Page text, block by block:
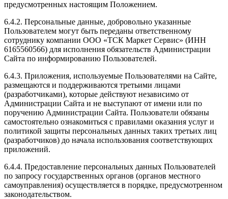
предусмотренных настоящим Положением.
6.4.2. Персональные данные, добровольно указанные
Пользователем могут быть переданы ответственному
сотруднику компании ООО «ТСК Маркет Сервис» (ИНН
6165560566) для исполнения обязательств Администрации
Сайта по информированию Пользователей.
6.4.3. Приложения, используемые Пользователями на Сайте,
размещаются и поддерживаются третьими лицами
(разработчиками), которые действуют независимо от
Администрации Сайта и не выступают от имени или по
поручению Администрации Сайта. Пользователи обязаны
самостоятельно ознакомиться с правилами оказания услуг и
политикой защиты персональных данных таких третьих лиц
(разработчиков) до начала использования соответствующих
приложений.
6.4.4. Предоставление персональных данных Пользователей
по запросу государственных органов (органов местного
самоуправления) осуществляется в порядке, предусмотренном
законодательством.